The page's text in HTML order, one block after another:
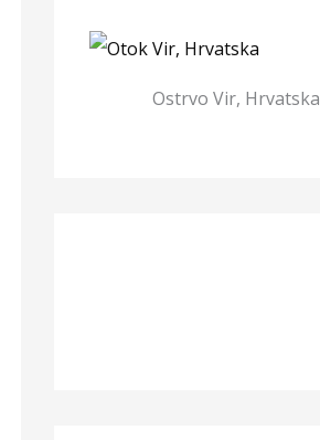
Ostrvo Vir, Hrvatska